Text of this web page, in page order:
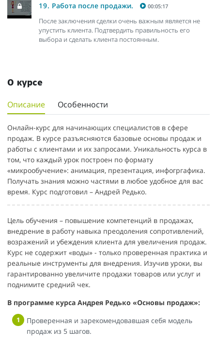
19. Работа после продажи. 00:05:17
После заключения сделки очень важным является не
упустить клиента. Подтвердить правильность его
выбора и сделать клиента постоянным.
О курсе
Описание Особенности
Онлайн-курс для начинающих специалистов в сфере
продаж. В курсе разъясняются базовые основы продаж и
работы с клиентами и их запросами. Уникальность курса в
том, что каждый урок построен по формату
«микрообучение»: анимация, презентация, инфогргафика.
Получать знания можно частями в любое удобное для вас
время. Курс подготовил – Андрей Редько.
Цель обучения – повышение компетенций в продажах,
внедрение в работу навыка преодоления сопротивлений,
возражений и убеждения клиента для увеличения продаж.
Курс не содержит «воды» - только проверенная практика и
реальные инструменты для внедрения. Изучив уроки, вы
гарантированно увеличите продажи товаров или услуг и
поднимите средний чек.
В программе курса Андрея Редько «Основы продаж»:
Проверенная и зарекомендовавшая себя модель
продаж из 5 шагов.